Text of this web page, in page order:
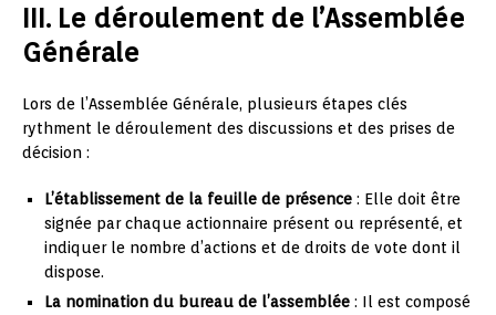
III. Le déroulement de l’Assemblée
Générale
Lors de l’Assemblée Générale, plusieurs étapes clés
rythment le déroulement des discussions et des prises de
décision :
L’établissement de la feuille de présence : Elle doit être
signée par chaque actionnaire présent ou représenté, et
indiquer le nombre d’actions et de droits de vote dont il
dispose.
La nomination du bureau de l’assemblée : Il est composé